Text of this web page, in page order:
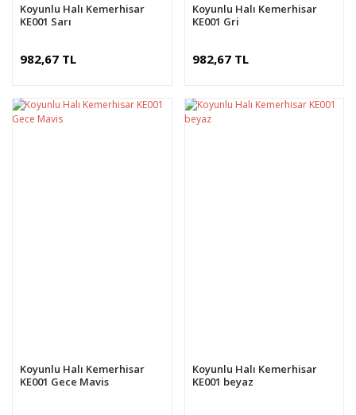
Koyunlu Halı Kemerhisar
KE001 Sarı
982,67 TL
Koyunlu Halı Kemerhisar
KE001 Gri
982,67 TL
Koyunlu Halı Kemerhisar
KE001 Gece Mavis
Koyunlu Halı Kemerhisar
KE001 beyaz